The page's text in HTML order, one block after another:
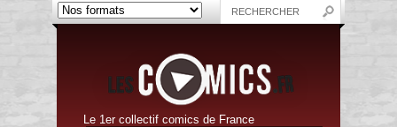
Le 1er collectif comics de France